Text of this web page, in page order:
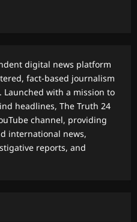
digital news platform
fact-based journalism
with a mission to
headlines, The Truth 24
channel, providing
international news,
reports, and